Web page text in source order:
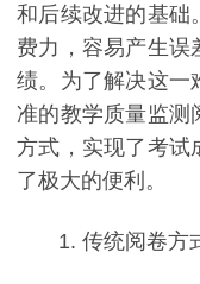
和后续改进的基础
费力，容易产生误
绩。为了解决这一
准的教学质量监测
方式，实现了考试
了极大的便利。
1. 传统阅卷方